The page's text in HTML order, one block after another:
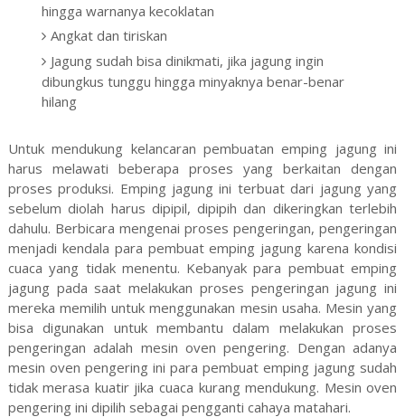
hingga warnanya kecoklatan
Angkat dan tiriskan
Jagung sudah bisa dinikmati, jika jagung ingin
dibungkus tunggu hingga minyaknya benar-benar
hilang
Untuk mendukung kelancaran pembuatan emping jagung ini
harus melawati beberapa proses yang berkaitan dengan
proses produksi. Emping jagung ini terbuat dari jagung yang
sebelum diolah harus dipipil, dipipih dan dikeringkan terlebih
dahulu. Berbicara mengenai proses pengeringan, pengeringan
menjadi kendala para pembuat emping jagung karena kondisi
cuaca yang tidak menentu. Kebanyak para pembuat emping
jagung pada saat melakukan proses pengeringan jagung ini
mereka memilih untuk menggunakan mesin usaha. Mesin yang
bisa digunakan untuk membantu dalam melakukan proses
pengeringan adalah mesin oven pengering. Dengan adanya
mesin oven pengering ini para pembuat emping jagung sudah
tidak merasa kuatir jika cuaca kurang mendukung. Mesin oven
pengering ini dipilih sebagai pengganti cahaya matahari.